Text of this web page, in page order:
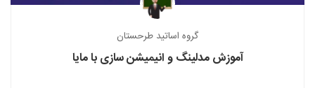
گروه اساتید طرحستان
آموزش مدلینگ و انیمیشن سازی با مایا